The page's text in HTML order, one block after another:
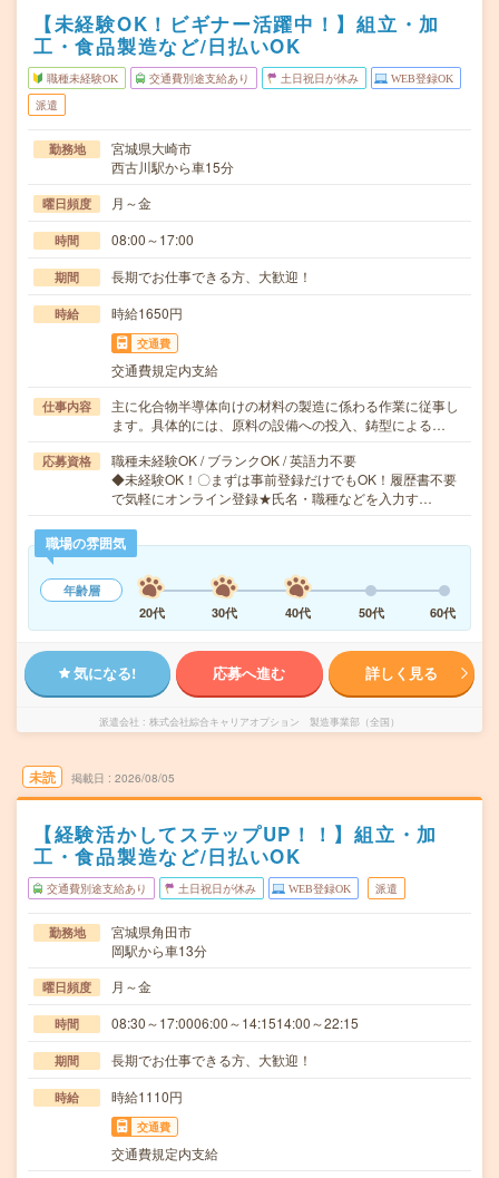
【未経験OK！ビギナー活躍中！】組立・加
工・食品製造など/日払いOK
職種未経験OK 交通費別途支給あり 土日祝日が休み WEB登録OK
派遣
勤務地
宮城県大崎市
西古川駅から車15分
曜日頻度 月～金
時間 08:00～17:00
期間 長期でお仕事できる方、大歓迎！
時給 時給1650円
交通費
交通費規定内支給
仕事内容
主に化合物半導体向けの材料の製造に係わる作業に従事し
ます。具体的には、原料の設備への投入、鋳型による…
応募資格
職種未経験OK / ブランクOK / 英語力不要
◆未経験OK！〇まずは事前登録だけでもOK！履歴書不要
で気軽にオンライン登録★氏名・職種などを入力す…
職場の雰囲気
年齢層
20代
30代 40代 50代 60代
気になる! 応募へ進む 詳しく見る
派遣会社 株式会社綜合キャリアオプション 製造事業部（全国）
未読 掲載日 2026/08/05
【経験活かしてステップUP！！】組立・加
工・食品製造など/日払いOK
交通費別途支給あり 土日祝日が休み WEB登録OK 派遣
勤務地
宮城県角田市
岡駅から車13分
曜日頻度 月～金
時間 08:30～17:0006:00～14:1514:00～22:15
期間 長期でお仕事できる方、大歓迎！
時給 時給1110円
交通費
交通費規定内支給